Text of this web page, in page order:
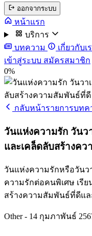
ออกจากระบบ
หน้าแรก
บริการ
บทความ
เกี่ยวกับเ
เข้าสู่ระบบ สมัครสมาชิก
0%
กลับหน้ารายการบทค
วันแห่งความรัก วันว
และเคล็ดลับสร้างค
วันแห่งความรักหรือวันว
ความรักต่อคนพิเศษ เรี
สร้างความสัมพันธ์ที่ดีแล
Other- 14 กุมภาพันธ์